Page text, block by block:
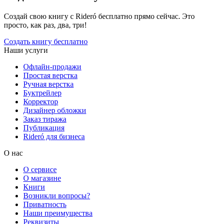
Создай свою книгу с Rideró бесплатно прямо сейчас. Это
просто, как раз, два, три!
Создать книгу бесплатно
Наши услуги
Офлайн-продажи
Простая верстка
Ручная верстка
Буктрейлер
Корректор
Дизайнер обложки
Заказ тиража
Публикация
Rideró для бизнеса
О нас
О сервисе
О магазине
Книги
Возникли вопросы?
Приватность
Наши преимущества
Реквизиты